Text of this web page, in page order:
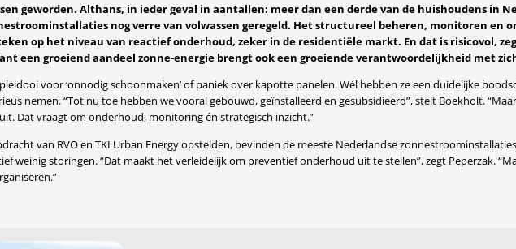
geworden. Althans, in ieder geval in aantallen: meer dan een derde van de huishoudens in
nog verre van volwassen geregeld. Het structureel beheren, monitoren en
op het niveau van reactief onderhoud, zeker in de residentiële markt. En dat is risicovol,
een groeiend aandeel zonne-energie brengt ook een groeiende verantwoordelijkheid met
voor ‘onnodig schoonmaken’ of paniek over kapotte panelen. Wél hebben ze een duidelijke
nemen. “Tot nu toe hebben we vooral gebouwd, geïnstalleerd en gesubsidieerd”, stelt Boekholt.
Dat vraagt om onderhoud, monitoring én strategisch inzicht.”
van RVO en TKI Urban Energy opstelden, bevinden de meeste Nederlandse
weinig storingen. “Dat maakt het verleidelijk om preventief onderhoud uit te stellen”, zegt Peperzak.